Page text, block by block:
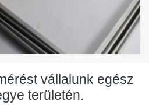
vállalunk egész
területén.